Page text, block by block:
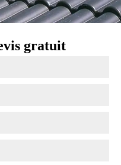
gratuit